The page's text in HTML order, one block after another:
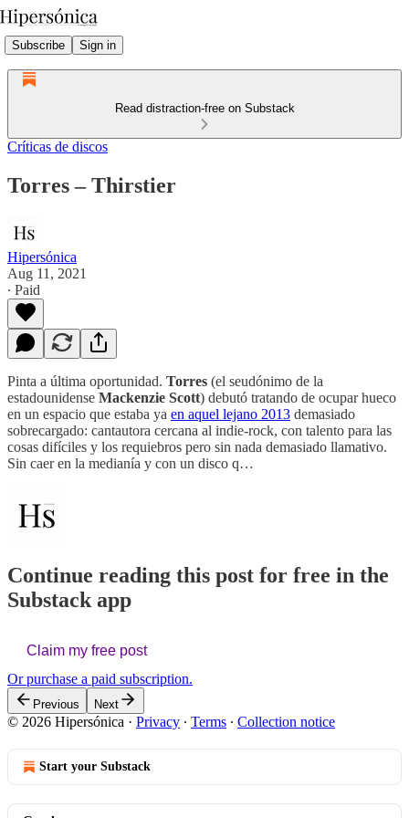
Subscribe Sign in
Read distraction-free on Substack
Críticas de discos
Torres – Thirstier
Hipersónica
Aug 11, 2021
∙ Paid
Pinta a última oportunidad. Torres (el seudónimo de la
estadounidense Mackenzie Scott) debutó tratando de ocupar hueco
en un espacio que estaba ya en aquel lejano 2013 demasiado
sobrecargado: cantautora cercana al indie-rock, con talento para las
cosas difíciles y los requiebros pero sin nada demasiado llamativo.
Sin caer en la medianía y con un disco q…
Continue reading this post for free in the
Substack app
Claim my free post
Or purchase a paid subscription.
Previous Next
© 2026 Hipersónica · Privacy ∙ Terms ∙ Collection notice
Start your Substack